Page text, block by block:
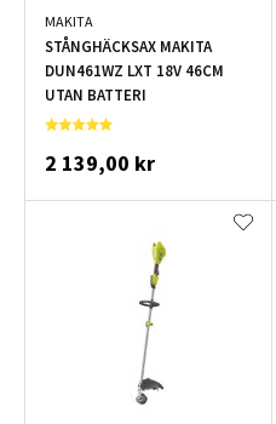
MAKITA
STÅNGHÄCKSAX MAKITA
DUN461WZ LXT 18V 46CM
UTAN BATTERI
2 139,00 kr